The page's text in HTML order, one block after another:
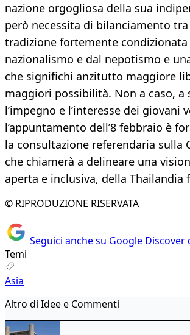
nazione orgogliosa della sua
però necessita di bilanciamento
tradizione fortemente condizionata
nazionalismo e dal nepotismo e
che significhi anzitutto maggiore
maggiori possibilità. Non a caso, a
l’impegno e l’interesse dei giovani
l’appuntamento dell’8 febbraio è
la consultazione referendaria sulla
che chiamerà a delineare una
aperta e inclusiva, della Thailandia
© RIPRODUZIONE RISERVATA
Seguici anche su Google Discover
Temi
Asia
Altro di Idee e Commenti